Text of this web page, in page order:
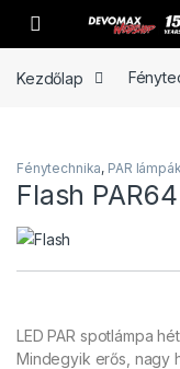
Open
Kezdőlap
Fénytechnika, PAR lámpák
Flash
LED PAR spotlámpa
Mindegyik erős, nagy